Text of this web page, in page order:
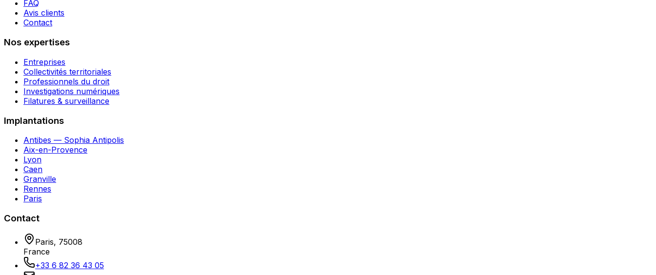
FAQ
Avis clients
Contact
Nos expertises
Entreprises
Collectivités territoriales
Professionnels du droit
Investigations numériques
Filatures & surveillance
Implantations
Antibes — Sophia Antipolis
Aix-en-Provence
Lyon
Caen
Granville
Rennes
Paris
Contact
Paris, 75008
France
+33 6 82 36 43 05